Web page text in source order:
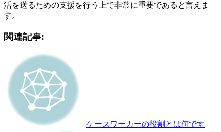
活を送るための支援を行う上で非常に重要であると言えま
す。
関連記事:
ケースワーカーの役割とは何です